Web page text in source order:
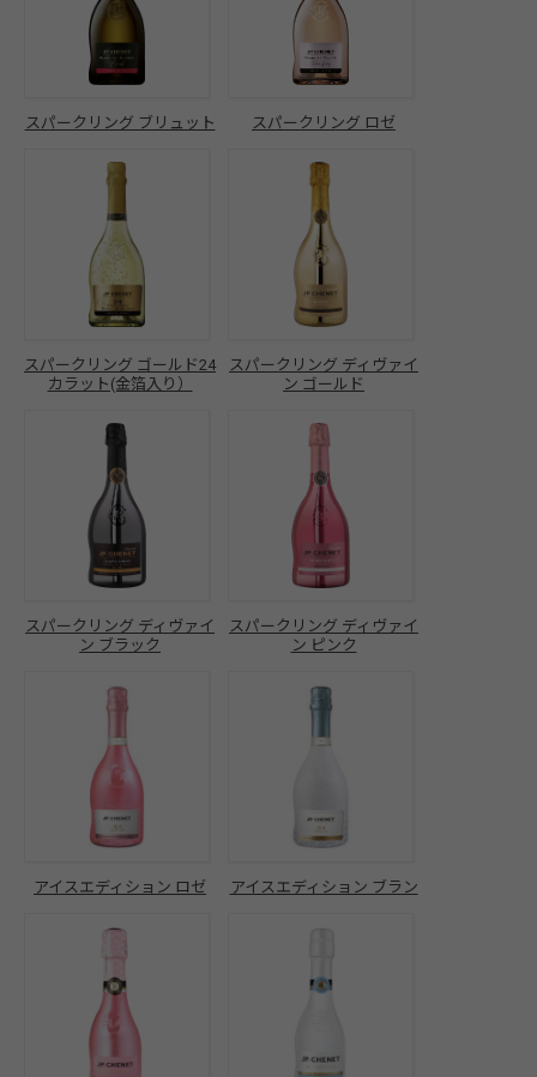
スパークリング ブリュット スパークリング ロゼ
スパークリング ゴールド24
カラット(金箔入り）
スパークリング ディヴァイ
ン ゴールド
スパークリング ディヴァイ
ン ブラック
スパークリング ディヴァイ
ン ピンク
アイスエディション ロゼ アイスエディション ブラン